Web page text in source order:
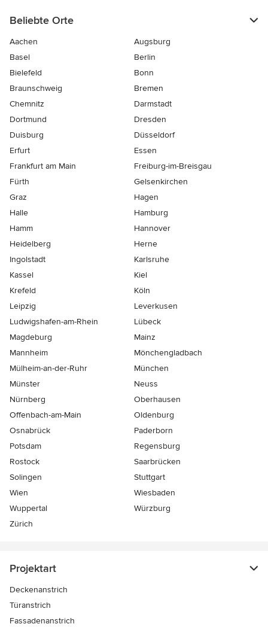
Beliebte Orte
Aachen
Augsburg
Basel
Berlin
Bielefeld
Bonn
Braunschweig
Bremen
Chemnitz
Darmstadt
Dortmund
Dresden
Duisburg
Düsseldorf
Erfurt
Essen
Frankfurt am Main
Freiburg-im-Breisgau
Fürth
Gelsenkirchen
Graz
Hagen
Halle
Hamburg
Hamm
Hannover
Heidelberg
Herne
Ingolstadt
Karlsruhe
Kassel
Kiel
Krefeld
Köln
Leipzig
Leverkusen
Ludwigshafen-am-Rhein
Lübeck
Magdeburg
Mainz
Mannheim
Mönchen­gladbach
Mülheim-an-der-Ruhr
München
Münster
Neuss
Nürnberg
Oberhausen
Offenbach-am-Main
Oldenburg
Osnabrück
Paderborn
Potsdam
Regensburg
Rostock
Saarbrücken
Solingen
Stuttgart
Wien
Wiesbaden
Wuppertal
Würzburg
Zürich
Projektart
Deckenanstrich
Türanstrich
Fassadenanstrich